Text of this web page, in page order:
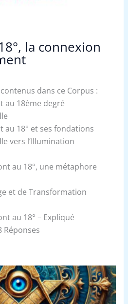
la connexion
dans ce Corpus :
au 18ème degré
au 18° et ses fondations
vers l’Illumination
au 18°, une métaphore
et de Transformation
au 18° – Expliqué
Réponses